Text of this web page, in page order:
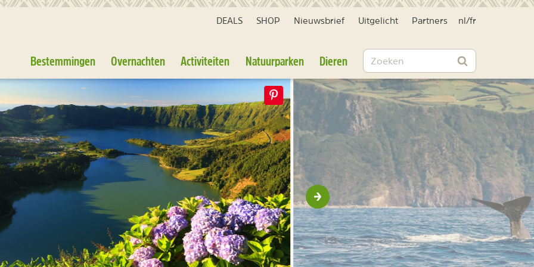
DEALS SHOP Nieuwsbrief Uitgelicht Partners nl /fr
Bestemmingen Overnachten Activiteiten Natuurparken Dieren Zoeken
Zoeken
Volgende